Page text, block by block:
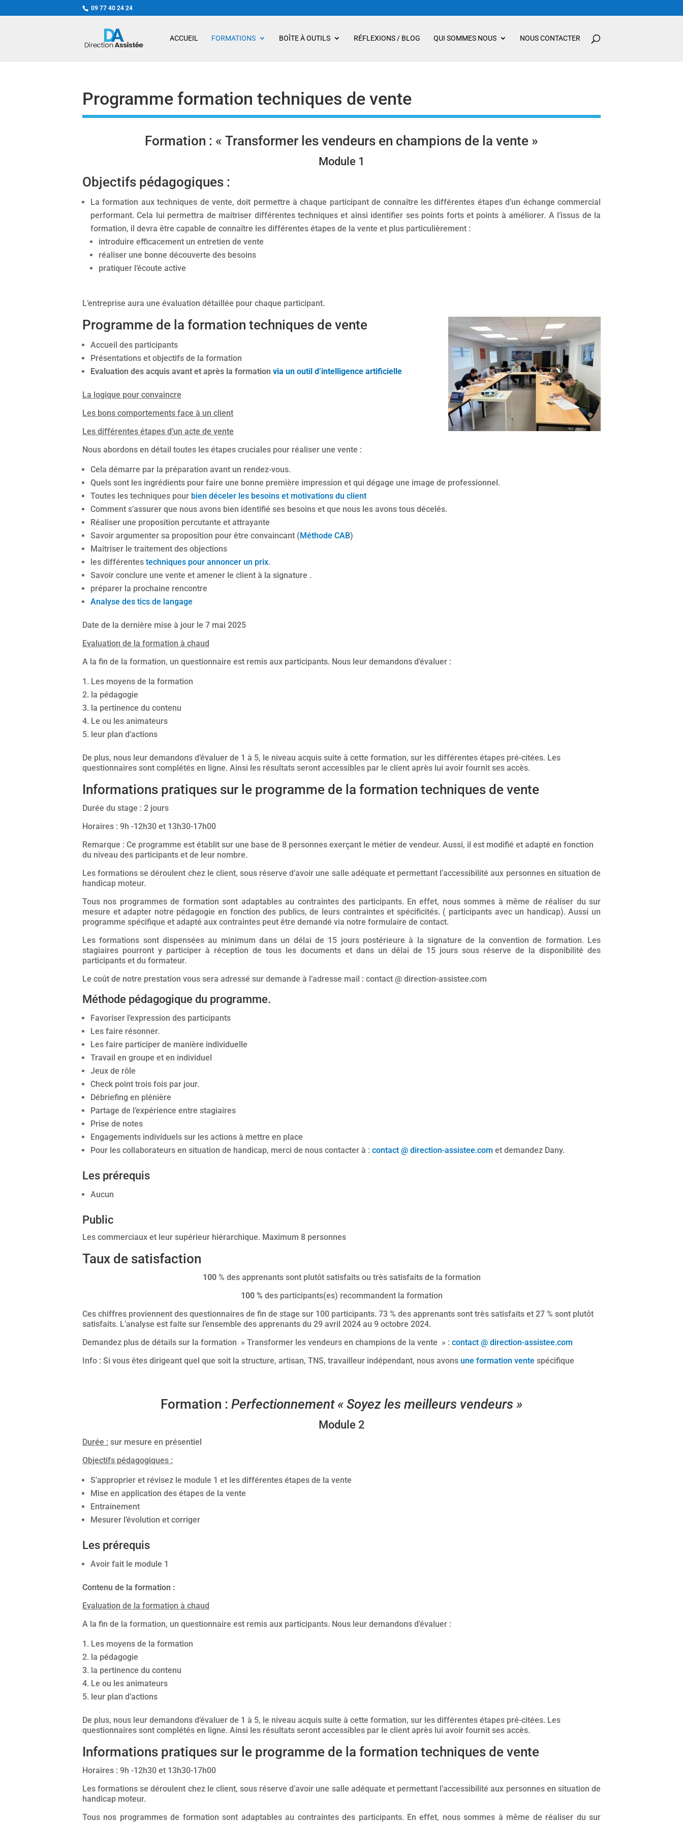
09 77 40 24 24
ACCUEIL FORMATIONS BOÎTE À OUTILS RÉFLEXIONS / BLOG QUI SOMMES NOUS NOUS CONTACTER
Programme formation techniques de vente
Formation : « Transformer les vendeurs en champions de la vente »
Module 1
Objectifs pédagogiques :
La formation aux techniques de vente, doit permettre à chaque participant de connaître les différentes étapes d’un échange commercial
performant. Cela lui permettra de maitriser différentes techniques et ainsi identifier ses points forts et points à améliorer. A l’issus de la
formation, il devra être capable de connaître les différentes étapes de la vente et plus particulièrement :
introduire efficacement un entretien de vente
réaliser une bonne découverte des besoins
pratiquer l’écoute active
L’entreprise aura une évaluation détaillée pour chaque participant.
Programme de la formation techniques de vente
Accueil des participants
Présentations et objectifs de la formation
Evaluation des acquis avant et après la formation via un outil d’intelligence artificielle
La logique pour convaincre
Les bons comportements face à un client
Les différentes étapes d’un acte de vente
Nous abordons en détail toutes les étapes cruciales pour réaliser une vente :
Cela démarre par la préparation avant un rendez-vous.
Quels sont les ingrédients pour faire une bonne première impression et qui dégage une image de professionnel.
Toutes les techniques pour bien déceler les besoins et motivations du client
Comment s’assurer que nous avons bien identifié ses besoins et que nous les avons tous décelés.
Réaliser une proposition percutante et attrayante
Savoir argumenter sa proposition pour être convaincant (Méthode CAB)
Maitriser le traitement des objections
les différentes techniques pour annoncer un prix.
Savoir conclure une vente et amener le client à la signature .
préparer la prochaine rencontre
Analyse des tics de langage
Date de la dernière mise à jour le 7 mai 2025
Evaluation de la formation à chaud
A la fin de la formation, un questionnaire est remis aux participants. Nous leur demandons d’évaluer :
Les moyens de la formation
la pédagogie
la pertinence du contenu
Le ou les animateurs
leur plan d’actions
De plus, nous leur demandons d’évaluer de 1 à 5, le niveau acquis suite à cette formation, sur les différentes étapes pré-citées. Les
questionnaires sont complétés en ligne. Ainsi les résultats seront accessibles par le client après lui avoir fournit ses accès.
Informations pratiques sur le programme de la formation techniques de vente
Durée du stage : 2 jours
Horaires : 9h -12h30 et 13h30-17h00
Remarque : Ce programme est établit sur une base de 8 personnes exerçant le métier de vendeur. Aussi, il est modifié et adapté en fonction
du niveau des participants et de leur nombre.
Les formations se déroulent chez le client, sous réserve d’avoir une salle adéquate et permettant l’accessibilité aux personnes en situation de
handicap moteur.
Tous nos programmes de formation sont adaptables au contraintes des participants. En effet, nous sommes à même de réaliser du sur
mesure et adapter notre pédagogie en fonction des publics, de leurs contraintes et spécificités. ( participants avec un handicap). Aussi un
programme spécifique et adapté aux contraintes peut être demandé via notre formulaire de contact.
Les formations sont dispensées au minimum dans un délai de 15 jours postérieure à la signature de la convention de formation. Les
stagiaires pourront y participer à réception de tous les documents et dans un délai de 15 jours sous réserve de la disponibilité des
participants et du formateur.
Le coût de notre prestation vous sera adressé sur demande à l’adresse mail : contact @ direction-assistee.com
Méthode pédagogique du programme.
Favoriser l’expression des participants
Les faire résonner.
Les faire participer de manière individuelle
Travail en groupe et en individuel
Jeux de rôle
Check point trois fois par jour.
Débriefing en plénière
Partage de l’expérience entre stagiaires
Prise de notes
Engagements individuels sur les actions à mettre en place
Pour les collaborateurs en situation de handicap, merci de nous contacter à : contact @ direction-assistee.com et demandez Dany.
Les prérequis
Aucun
Public
Les commerciaux et leur supérieur hiérarchique. Maximum 8 personnes
Taux de satisfaction
100% des apprenants sont plutôt satisfaits ou très satisfaits de la formation
100 % des participants(es) recommandent la formation
Ces chiffres proviennent des questionnaires de fin de stage sur 100 participants. 73 % des apprenants sont très satisfaits et 27 % sont plutôt
satisfaits. L’analyse est faite sur l’ensemble des apprenants du 29 avril 2024 au 9 octobre 2024.
Demandez plus de détails sur la formation » Transformer les vendeurs en champions de la vente » : contact @ direction-assistee.com
Info : Si vous êtes dirigeant quel que soit la structure, artisan, TNS, travailleur indépendant, nous avons une formation vente spécifique
Formation : Perfectionnement « Soyez les meilleurs vendeurs »
Module 2
Durée : sur mesure en présentiel
Objectifs pédagogiques :
S’approprier et révisez le module 1 et les différentes étapes de la vente
Mise en application des étapes de la vente
Entrainement
Mesurer l’évolution et corriger
Les prérequis
Avoir fait le module 1
Contenu de la formation :
Evaluation de la formation à chaud
A la fin de la formation, un questionnaire est remis aux participants. Nous leur demandons d’évaluer :
Les moyens de la formation
la pédagogie
la pertinence du contenu
Le ou les animateurs
leur plan d’actions
De plus, nous leur demandons d’évaluer de 1 à 5, le niveau acquis suite à cette formation, sur les différentes étapes pré-citées. Les
questionnaires sont complétés en ligne. Ainsi les résultats seront accessibles par le client après lui avoir fournit ses accès.
Informations pratiques sur le programme de la formation techniques de vente
Horaires : 9h -12h30 et 13h30-17h00
Les formations se déroulent chez le client, sous réserve d’avoir une salle adéquate et permettant l’accessibilité aux personnes en situation de
handicap moteur.
Tous nos programmes de formation sont adaptables au contraintes des participants. En effet, nous sommes à même de réaliser du sur